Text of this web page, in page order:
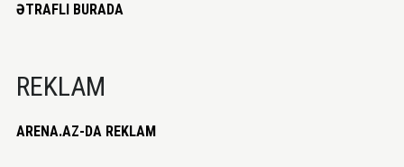
ƏTRAFLI BURADA
REKLAM
ARENA.AZ-DA REKLAM